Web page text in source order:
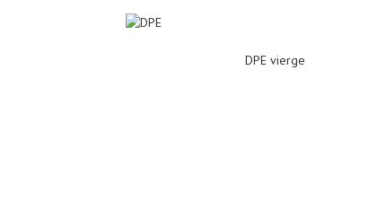
DPE vierge